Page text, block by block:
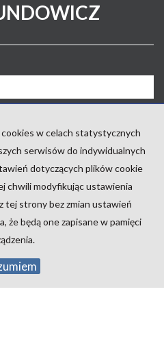
w celach statystycznych
serwisów do indywidualnych
dotyczących plików cookie
chwili modyfikując ustawienia
tej strony bez zmian ustawień
że będą one zapisane w pamięci